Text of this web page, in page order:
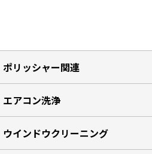
ポリッシャー関連
エアコン洗浄
ウインドウクリーニング